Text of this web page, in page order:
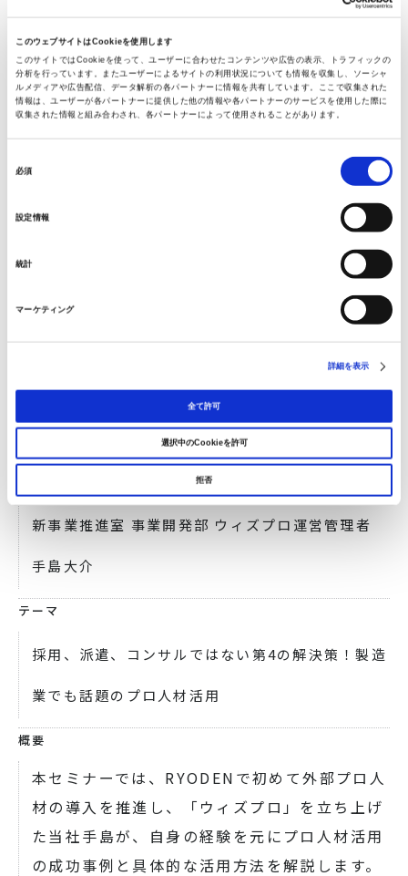
このウェブサイトはCookieを使用します
このサイトではCookieを使って、ユーザーに合わせたコンテンツや広告の表示、トラフィックの
分析を行っています。またユーザーによるサイトの利用状況についても情報を収集し、ソーシャ
ルメディアや広告配信、データ解析の各パートナーに情報を共有しています。ここで収集された
情報は、ユーザーが各パートナーに提供した他の情報や各パートナーのサービスを使用した際に
収集された情報と組み合わされ、各パートナーによって使用されることがあります。
必須
設定情報
統計
マーケティング
詳細を表示
全て許可
選択中のCookieを許可
拒否
人材不足・人手不足 対策EXPO 実行委員会
お問い合わせ
新事業推進室 事業開発
日時
会場
東展示棟 セミナー会場 C
新事業推進室 事業開発部 ウィズプロ運営管理者
手島大介
テーマ
採用、派遣、コンサルではない第4の解決策！製造
業でも話題のプロ人材活用
概要
本セミナーでは、RYODENで初めて外部プロ人
材の導入を推進し、「ウィズプロ」を立ち上げ
た当社手島が、自身の経験を元にプロ人材活用
の成功事例と具体的な活用方法を解説します。